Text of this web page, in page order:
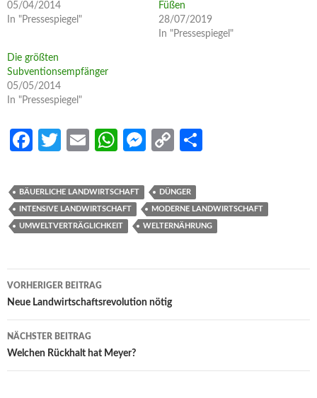
05/04/2014
In "Pressespiegel"
Füßen
28/07/2019
In "Pressespiegel"
Die größten
Subventionsempfänger
05/05/2014
In "Pressespiegel"
Fa
b
o
o
T
itt
er
E
ail
W
at
s
A
p
M
se
n
g
C
p
y
Li
k
e
BÄUERLICHE LANDWIRTSCHAFT DÜNGER
INTENSIVE LANDWIRTSCHAFT MODERNE LANDWIRTSCHAFT
UMWELTVERTRÄGLICHKEIT WELTERNÄHRUNG
Beitrags-
Navigation
VORHERIGER BEITRAG
Neue Landwirtschaftsrevolution nötig
NÄCHSTER BEITRAG
Welchen Rückhalt hat Meyer?